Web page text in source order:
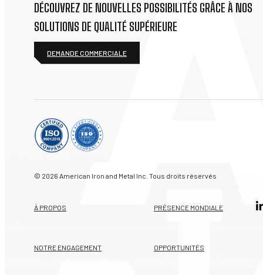
DÉCOUVREZ DE NOUVELLES POSSIBILITÉS GRÂCE À NOS
SOLUTIONS DE QUALITÉ SUPÉRIEURE
DEMANDE COMMERCIALE
© 2026 American Iron and Metal Inc. Tous droits réservés
À PROPOS
NOTRE ENGAGEMENT
PRÉSENCE MONDIALE
OPPORTUNITÉS